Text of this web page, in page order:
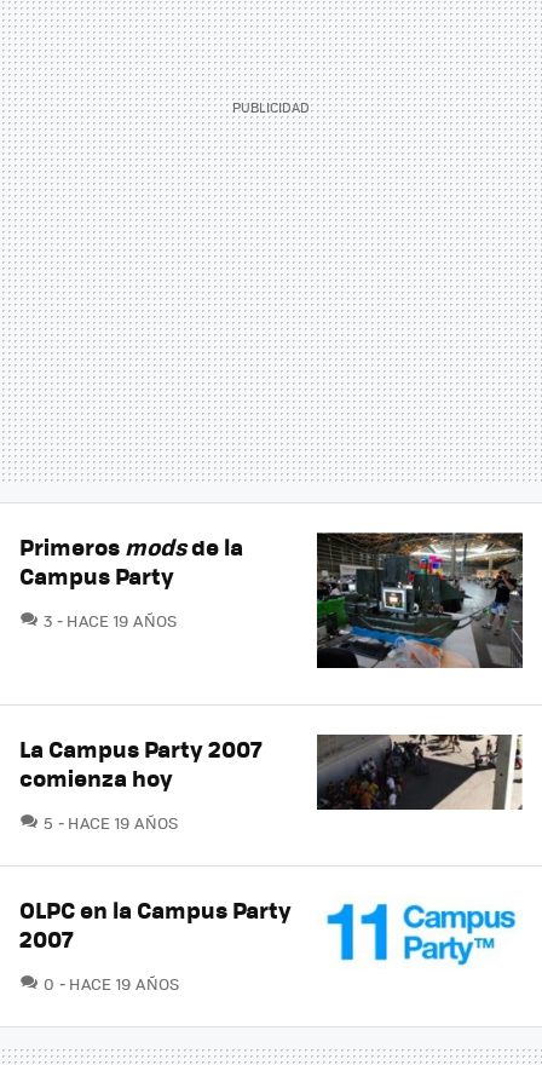
Primerosmodsde la
Campus Party
3 COMENTARIOS
HACE 19 AÑOS
La Campus Party 2007
comienza hoy
5 COMENTARIOS
HACE 19 AÑOS
OLPC en la Campus Party
2007
0 COMENTARIOS
HACE 19 AÑOS